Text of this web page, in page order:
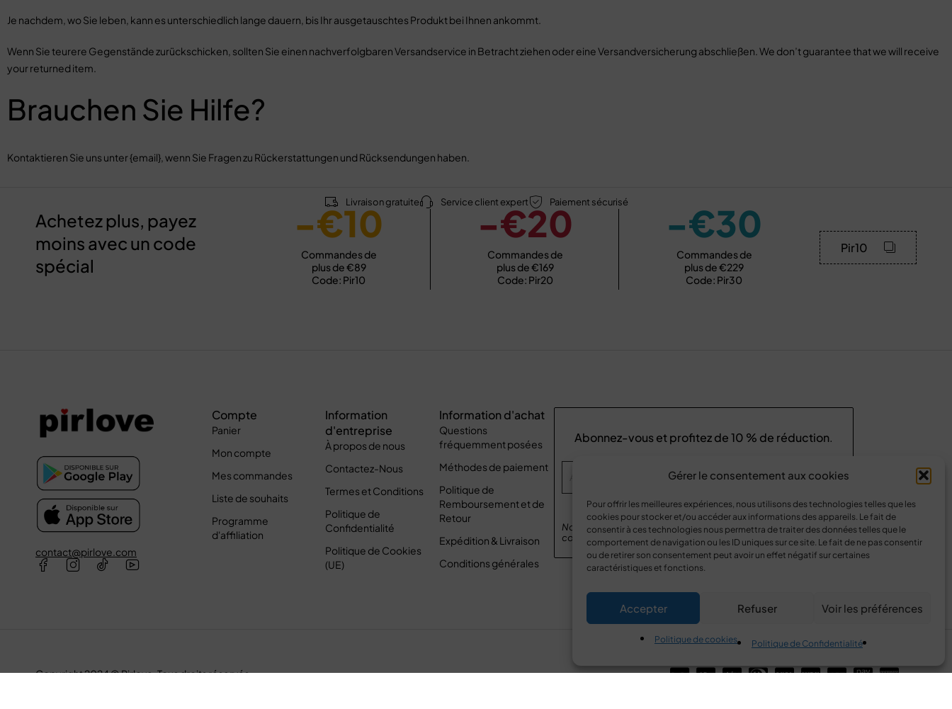
Gérer le consentement aux cookies
Pour offrir les meilleures expériences, nous utilisons des technologies telles que les
cookies pour stocker et/ou accéder aux informations des appareils. Le fait de
consentir à ces technologies nous permettra de traiter des données telles que le
comportement de navigation ou les ID uniques sur ce site. Le fait de ne pas consentir
ou de retirer son consentement peut avoir un effet négatif sur certaines
caractéristiques et fonctions.
Accepter Refuser Voir les préférences
Politique de cookies Politique de Confidentialité
Je nachdem, wo Sie leben, kann es unterschiedlich lange dauern, bis Ihr ausgetauschtes Produkt bei Ihnen ankommt.
Wenn Sie teurere Gegenstände zurückschicken, sollten Sie einen nachverfolgbaren Versandservice in Betracht ziehen oder eine Versandversicherung abschließen. We don’t guarantee that we will receive
your returned item.
Brauchen Sie Hilfe?
Kontaktieren Sie uns unter {email}, wenn Sie Fragen zu Rückerstattungen und Rücksendungen haben.
Livraison gratuite Service client expert Paiement sécurisé
Achetez plus, payez
moins avec un code
spécial
-€10
Commandes de
plus de €89
Code: Pir10
-€20
Commandes de
plus de €169
Code: Pir20
-€30
Commandes de
plus de €229
Code: Pir30
Pir10
contact@pirlove.com
Compte
Panier
Mon compte
Mes commandes
Liste de souhaits
Programme
d'affiliation
Information
d'entreprise
À propos de nous
Contactez-Nous
Termes et Conditions
Politique de
Confidentialité
Politique de Cookies
(UE)
Information d'achat
Questions
fréquemment posées
Méthodes de paiement
Politique de
Remboursement et de
Retour
Expédition & Livraison
Conditions générales
Abonnez-vous et profitez de10 % de réduction.
Nous respectons votre vie privée.Consultez notrepolitique de
confidentialité
pour en savoir plus
Copyright 2024 © Pirlove. Tous droits réservés